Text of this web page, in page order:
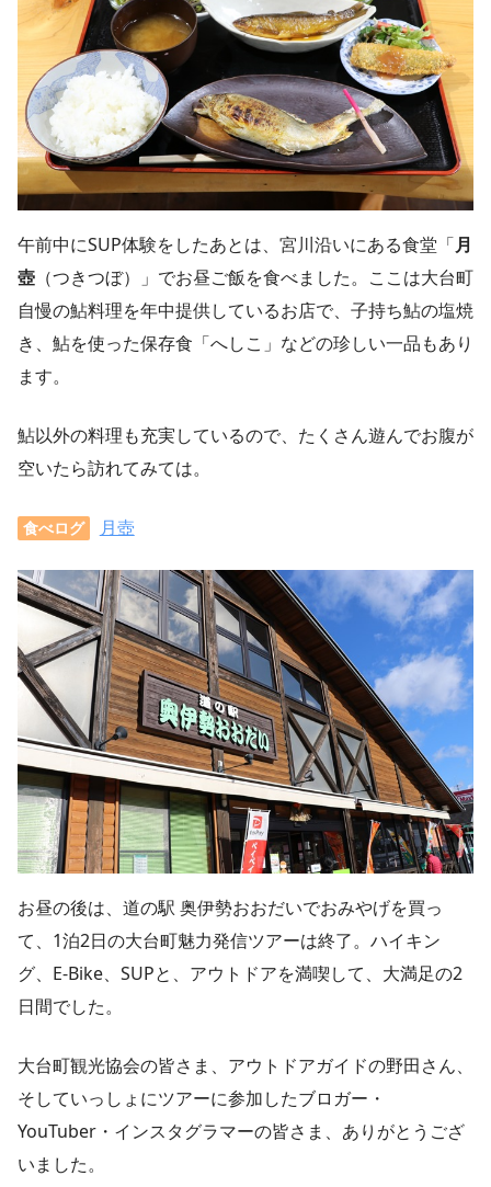
午前中にSUP体験をしたあとは、宮川沿いにある食堂「月
壺 （つきつぼ）」でお昼ご飯を食べました。ここは大台町
自慢の鮎料理を年中提供しているお店で、子持ち鮎の塩焼
き、鮎を使った保存食「へしこ」などの珍しい一品もあり
ます。
鮎以外の料理も充実しているので、たくさん遊んでお腹が
空いたら訪れてみては。
食べログ 月壺
お昼の後は、道の駅 奥伊勢おおだいでおみやげを買っ
て、1泊2日の大台町魅力発信ツアーは終了。ハイキン
グ、E-Bike、SUPと、アウトドアを満喫して、大満足の2
日間でした。
大台町観光協会の皆さま、アウトドアガイドの野田さん、
そしていっしょにツアーに参加したブロガー・
YouTuber・インスタグラマーの皆さま、ありがとうござ
いました。